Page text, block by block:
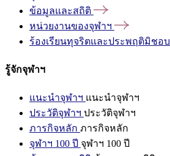
ข้อมูลและสถิติ
หน่วยงานของจุฬาฯ
ร้องเรียนทุจริตและประพฤติมิชอบ
รู้จักจุฬาฯ
แนะนำจุฬาฯ แนะนำจุฬาฯ
ประวัติจุฬาฯ ประวัติจุฬาฯ
ภารกิจหลัก ภารกิจหลัก
จุฬาฯ 100 ปี จุฬาฯ 100 ปี